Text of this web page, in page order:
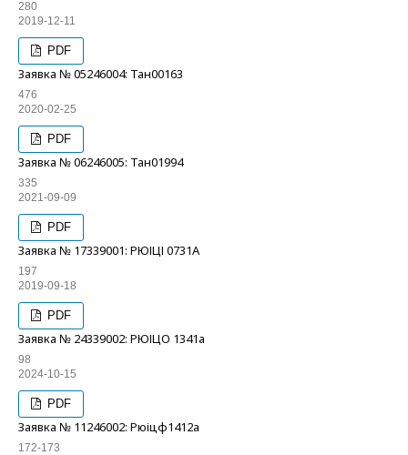
280
2019-12-11
PDF
Заявка № 05246004: Тан00163
476
2020-02-25
PDF
Заявка № 06246005: Тан01994
335
2021-09-09
PDF
Заявка № 17339001: РЮІЦІ 0731А
197
2019-09-18
PDF
Заявка № 24339002: РЮІЦО 1341а
98
2024-10-15
PDF
Заявка № 11246002: Рюіцф1412а
172-173